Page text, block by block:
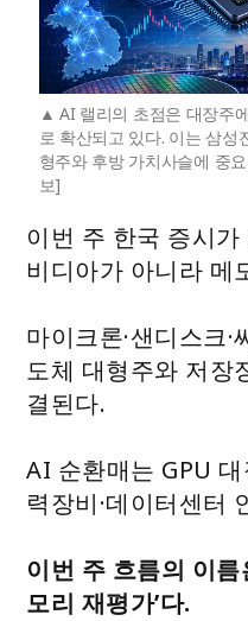
AI 랠리의 초점은 대장주
로 확산되고 있다. 이는 삼성
형주와 후방 가치사슬에 중
보]
이번 주 한국 증시
비디아가 아니라 메
마이크론·샌디스크
도체 대형주와 저장
결된다.
AI 순환매는 GPU 대
력장비·데이터센터
이번 주 흐름의 이름
모리 재평가’다.